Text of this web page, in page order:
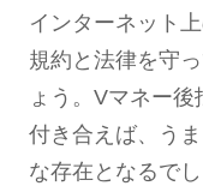
インターネット
規約と法律を守
ょう。Vマネー
付き合えば、う
な存在となるで